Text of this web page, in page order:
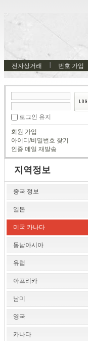
전자상거래 번호 가입
로그인 유지
회원 가입
아이디/비밀번호 찾기
인증 메일 재발송
지역정보
중국 정보
일본
미국 카나다
동남아시아
유럽
아프리카
남미
영국
카나다